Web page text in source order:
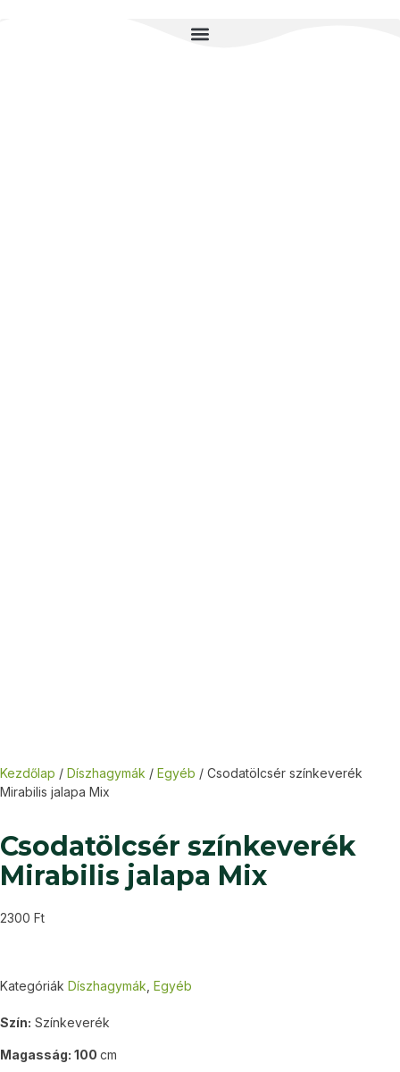
Kezdőlap / Díszhagymák / Egyéb / Csodatölcsér színkeverék
Mirabilis jalapa Mix
Csodatölcsér színkeverék
Mirabilis jalapa Mix
2300 Ft
Kategóriák Díszhagymák Egyéb
Szín: Színkeverék
Magasság: 100 cm